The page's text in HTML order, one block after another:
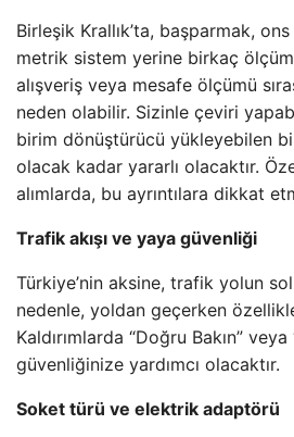
Birleşik Krallık’ta, başparmak,
metrik sistem yerine birkaç ölçüm
alışveriş veya mesafe ölçümü
neden olabilir. Sizinle çeviri
birim dönüştürücü yükleyebilen
olacak kadar yararlı olacaktır.
alımlarda, bu ayrıntılara dikkat
Trafik akışı ve yaya güvenliği
Türkiye’nin aksine, trafik yolun
nedenle, yoldan geçerken
Kaldırımlarda “Doğru Bakın” veya
güvenliğinize yardımcı olacaktır.
Soket türü ve elektrik adaptörü